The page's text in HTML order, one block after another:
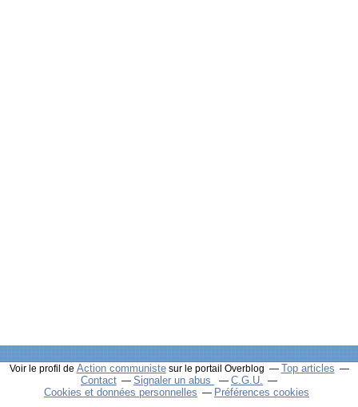
Voir le profil de Action communistesur le portail Overblog
Top articles
Contact
Signaler un abus
C.G.U.
Cookies et données personnelles
Préférences cookies